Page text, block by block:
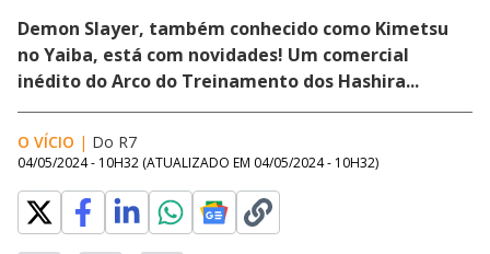
Demon Slayer, também conhecido como Kimetsu
no Yaiba, está com novidades! Um comercial
inédito do Arco do Treinamento dos Hashira...
O VÍCIO | Do R7
04/05/2024 - 10H32 (ATUALIZADO EM 04/05/2024 - 10H32)